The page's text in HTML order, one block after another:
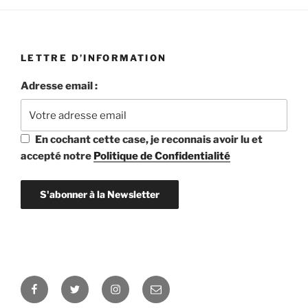
LETTRE D’INFORMATION
Adresse email :
En cochant cette case, je reconnais avoir lu et
accepté notre Politique de Confidentialité